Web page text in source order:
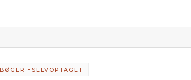
BØGER - SELVOPTAGET